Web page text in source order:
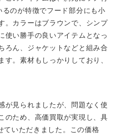
のが特徴でフード部分にも小
。カラーはブラウンで、シンプ
使い勝手の良いアイテムとなっ
ろん、ジャケットなどと組み合
。素材もしっかりしており、
が見られましたが、問題なく使
のため、高価買取が実現し、具
ていただきました。この価格